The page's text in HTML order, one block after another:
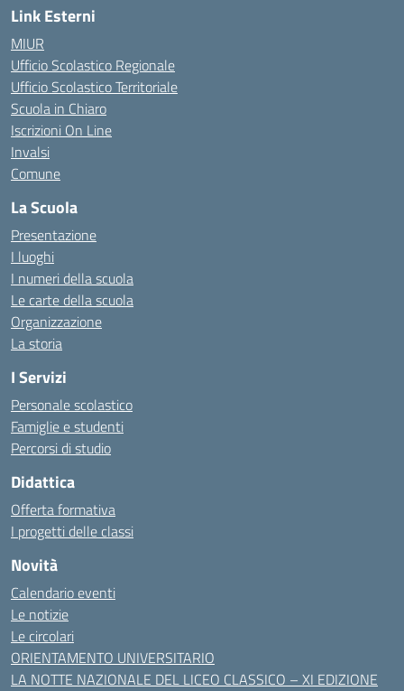
Link Esterni
MIUR
Ufficio Scolastico Regionale
Ufficio Scolastico Territoriale
Scuola in Chiaro
Iscrizioni On Line
Invalsi
Comune
La Scuola
Presentazione
I luoghi
I numeri della scuola
Le carte della scuola
Organizzazione
La storia
I Servizi
Personale scolastico
Famiglie e studenti
Percorsi di studio
Didattica
Offerta formativa
I progetti delle classi
Novità
Calendario eventi
Le notizie
Le circolari
ORIENTAMENTO UNIVERSITARIO
LA NOTTE NAZIONALE DEL LICEO CLASSICO – XI EDIZIONE